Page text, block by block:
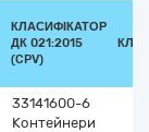
КЛАСИФІКАТОР
ДК 021:2015
(CPV)
33141600-6
Контейнери